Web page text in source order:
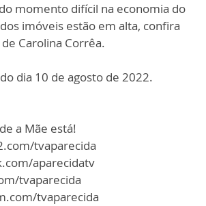
momento difícil na economia do
imóveis estão em alta, confira
Carolina Corrêa.
dia 10 de agosto de 2022.
a Mãe está!
tvaparecida
aparecidatv
tvaparecida
tvaparecida